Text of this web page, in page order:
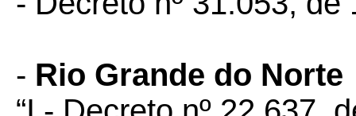
- Rio Grande do Norte